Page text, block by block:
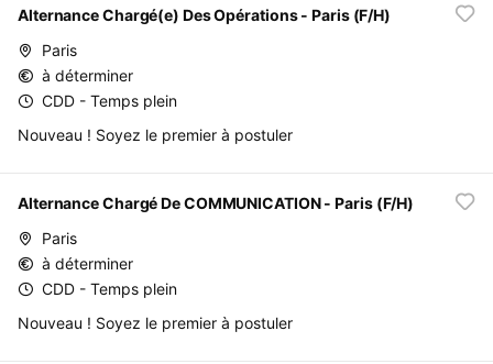
Alternance Chargé(e) Des Opérations - Paris (F/H)
Paris
à déterminer
CDD - Temps plein
Nouveau ! Soyez le premier à postuler
Alternance Chargé De COMMUNICATION - Paris (F/H)
Paris
à déterminer
CDD - Temps plein
Nouveau ! Soyez le premier à postuler